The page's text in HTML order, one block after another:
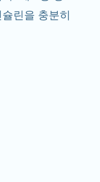
린을 충분히